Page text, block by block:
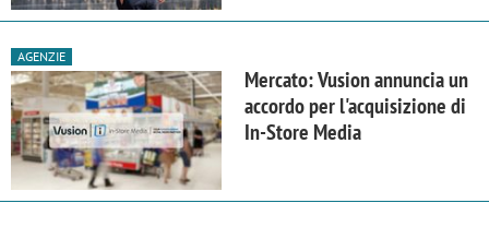
AGENZIE
Mercato: Vusion annuncia un
accordo per l'acquisizione di
In-Store Media